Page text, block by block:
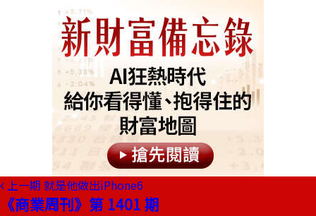
上一期 就是他做出iPhone6
《商業周刊》第 1401 期